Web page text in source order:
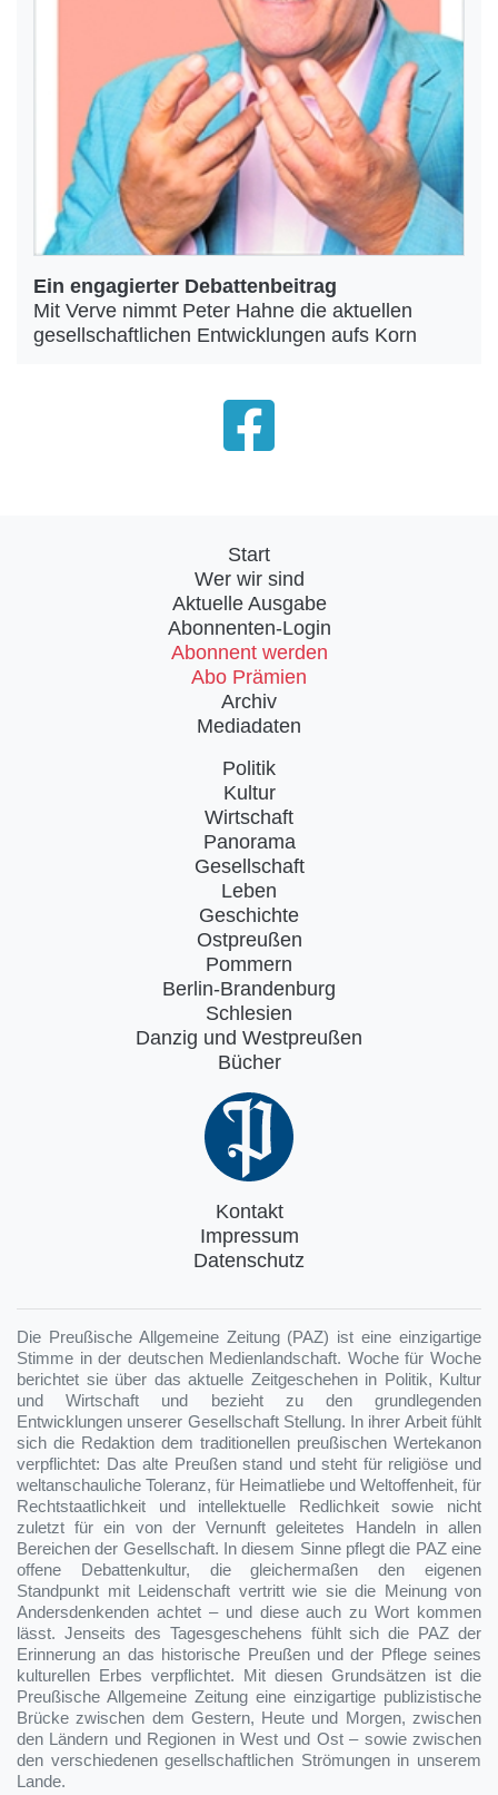
Ein engagierter Debattenbeitrag
Mit Verve nimmt Peter Hahne die aktuellen
gesellschaftlichen Entwicklungen aufs Korn
Start
Wer wir sind
Aktuelle Ausgabe
Abonnenten-Login
Abonnent werden
Abo Prämien
Archiv
Mediadaten
Politik
Kultur
Wirtschaft
Panorama
Gesellschaft
Leben
Geschichte
Ostpreußen
Pommern
Berlin-Brandenburg
Schlesien
Danzig und Westpreußen
Bücher
Kontakt
Impressum
Datenschutz
Die Preußische Allgemeine Zeitung (PAZ) ist eine einzigartige
Stimme in der deutschen Medienlandschaft. Woche für Woche
berichtet sie über das aktuelle Zeitgeschehen in Politik, Kultur
und Wirtschaft und bezieht zu den grundlegenden
Entwicklungen unserer Gesellschaft Stellung. In ihrer Arbeit fühlt
sich die Redaktion dem traditionellen preußischen Wertekanon
verpflichtet: Das alte Preußen stand und steht für religiöse und
weltanschauliche Toleranz, für Heimatliebe und Weltoffenheit, für
Rechtstaatlichkeit und intellektuelle Redlichkeit sowie nicht
zuletzt für ein von der Vernunft geleitetes Handeln in allen
Bereichen der Gesellschaft. In diesem Sinne pflegt die PAZ eine
offene Debattenkultur, die gleichermaßen den eigenen
Standpunkt mit Leidenschaft vertritt wie sie die Meinung von
Andersdenkenden achtet – und diese auch zu Wort kommen
lässt. Jenseits des Tagesgeschehens fühlt sich die PAZ der
Erinnerung an das historische Preußen und der Pflege seines
kulturellen Erbes verpflichtet. Mit diesen Grundsätzen ist die
Preußische Allgemeine Zeitung eine einzigartige publizistische
Brücke zwischen dem Gestern, Heute und Morgen, zwischen
den Ländern und Regionen in West und Ost – sowie zwischen
den verschiedenen gesellschaftlichen Strömungen in unserem
Lande.